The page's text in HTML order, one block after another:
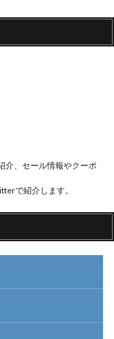
介、セール情報やクーポ
で紹介します。